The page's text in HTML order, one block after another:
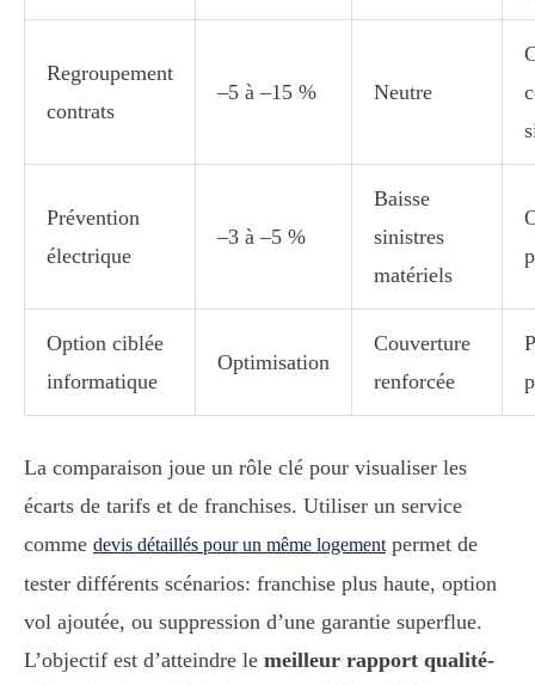
Regroupement
contrats
–5 à –15 % Neutre
Prévention
électrique
–3 à –5 %
Baisse
sinistres
matériels
Option ciblée
informatique
Optimisation
Couverture
renforcée
La comparaison joue un rôle clé pour visualiser les
écarts de tarifs et de franchises. Utiliser un service
comme devis détaillés pour un même logementpermet de
tester différents scénarios: franchise plus haute, option
vol ajoutée, ou suppression d’une garantie superflue.
L’objectif est d’atteindre le meilleur rapport qualité-